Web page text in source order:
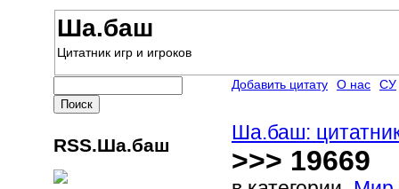
Ша.баш
Цитатник игр и игроков
Ша.баш:
>>> 19669
Добавить цитату О нас СУ
RSS.Ша.баш